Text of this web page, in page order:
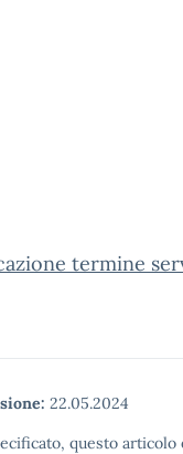
termine
22.05.2024
questo